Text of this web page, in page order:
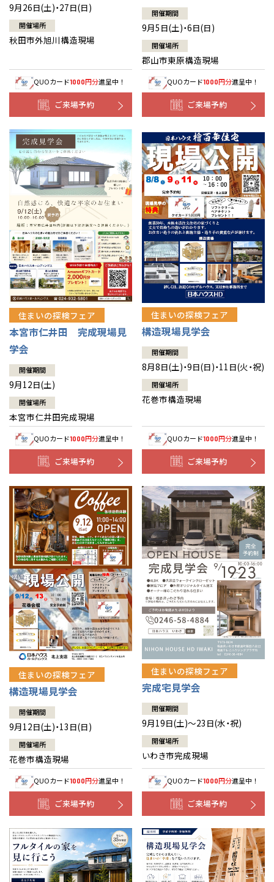
9月26日(土)・27日(日)
開催場所
秋田市外旭川構造現場
QUOカード1000円分進呈中！
ご来場予約
開催期間
9月5日(土)・6日(日)
開催場所
郡山市東原構造現場
QUOカード1000円分進呈中！
ご来場予約
住まいの探検フェア
本宮市仁井田 完成現場見
学会
開催期間
9月12日(土)
開催場所
本宮市仁井田完成現場
QUOカード1000円分進呈中！
ご来場予約
住まいの探検フェア
構造現場見学会
開催期間
8月8日(土)・9日(日)・11日(火・祝)
開催場所
花巻市構造現場
QUOカード1000円分進呈中！
ご来場予約
住まいの探検フェア
構造現場見学会
開催期間
9月12日(土)・13日(日)
開催場所
花巻市構造現場
QUOカード1000円分進呈中！
ご来場予約
住まいの探検フェア
完成宅見学会
開催期間
9月19日(土)～23日(水・祝)
開催場所
いわき市完成現場
QUOカード1000円分進呈中！
ご来場予約